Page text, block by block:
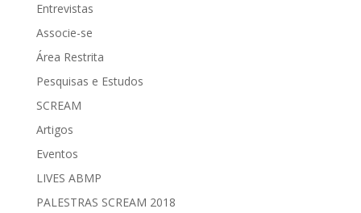
Entrevistas
Associe-se
Área Restrita
Pesquisas e Estudos
SCREAM
Artigos
Eventos
LIVES ABMP
PALESTRAS SCREAM 2018